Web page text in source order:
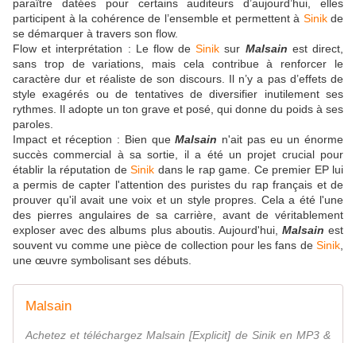
paraître datées pour certains auditeurs d’aujourd’hui, elles
participent à la cohérence de l’ensemble et permettent à Sinikde
se démarquer à travers son flow.
Flow et interprétation : Le flow deSinik sur Malsain est direct,
sans trop de variations, mais cela contribue à renforcer le
caractère dur et réaliste de son discours. Il n’y a pas d’effets de
style exagérés ou de tentatives de diversifier inutilement ses
rythmes. Il adopte un ton grave et posé, qui donne du poids à ses
paroles.
Impact et réception : Bien queMalsain n'ait pas eu un énorme
succès commercial à sa sortie, il a été un projet crucial pour
établir la réputation de Sinik dans le rap game. Ce premier EP lui
a permis de capter l'attention des puristes du rap français et de
prouver qu'il avait une voix et un style propres. Cela a été l'une
des pierres angulaires de sa carrière, avant de véritablement
exploser avec des albums plus aboutis. Aujourd'hui, Malsain est
souvent vu comme une pièce de collection pour les fans de Sinik
une œuvre symbolisant ses débuts.
Malsain
Achetez et téléchargez Malsain [Explicit] de Sinik en MP3 &